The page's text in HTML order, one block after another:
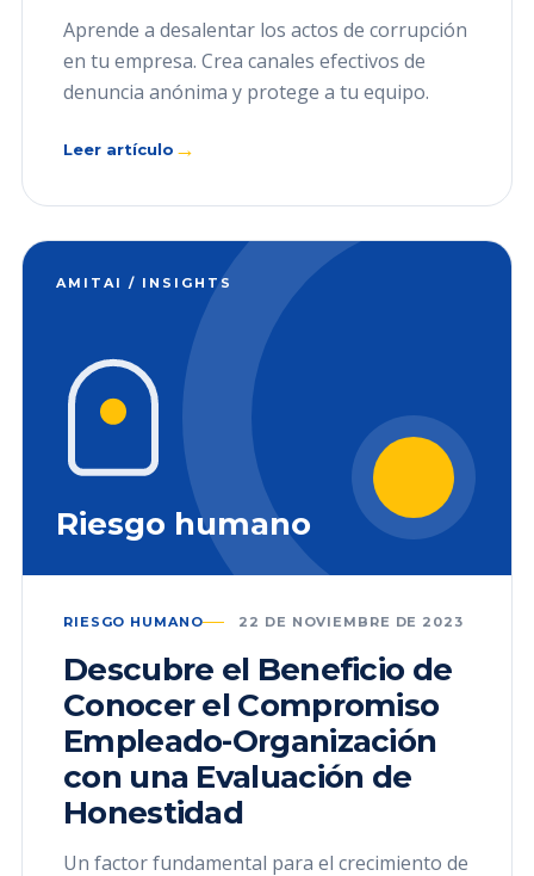
Aprende a desalentar los actos de corrupción
en tu empresa. Crea canales efectivos de
denuncia anónima y protege a tu equipo.
Leer artículo →
AMITAI / INSIGHTS
Riesgo humano
RIESGO HUMANO 22 DE NOVIEMBRE DE 2023
Descubre el Beneficio de
Conocer el Compromiso
Empleado-Organización
con una Evaluación de
Honestidad
Un factor fundamental para el crecimiento de